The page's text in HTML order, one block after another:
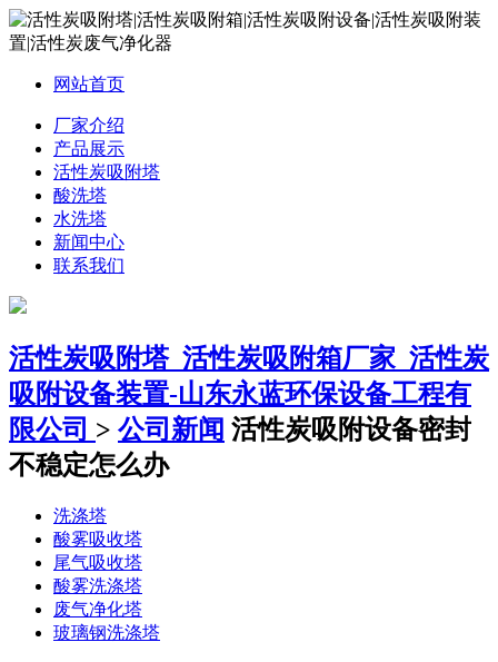
网站首页
厂家介绍
产品展示
活性炭吸附塔
酸洗塔
水洗塔
新闻中心
联系我们
活性炭吸附塔_活性炭吸附箱厂家_活性炭
吸附设备装置-山东永蓝环保设备工程有
限公司 > 公司新闻 活性炭吸附设备密封
不稳定怎么办
洗涤塔
酸雾吸收塔
尾气吸收塔
酸雾洗涤塔
废气净化塔
玻璃钢洗涤塔